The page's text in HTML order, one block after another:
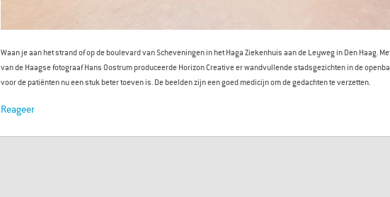
Waan je aan het strand of op de boulevard van Scheveningen in het Haga Ziekenhuis aan de Leyweg in Den Haag.
van de Haagse fotograaf Hans Oostrum produceerde Horizon Creative er wandvullende stadsgezichten in de
voor de patiënten nu een stuk beter toeven is. De beelden zijn een goed medicijn om de gedachten te verzetten.
Reageer